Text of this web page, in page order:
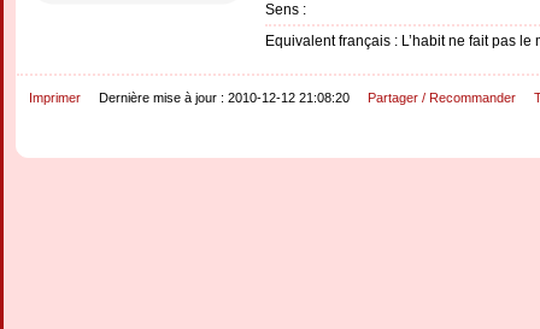
Sens :
Equivalent français : L’habit ne fait pas le
Imprimer Dernière mise à jour : 2010-12-12 21:08:20 Partager / Recommander